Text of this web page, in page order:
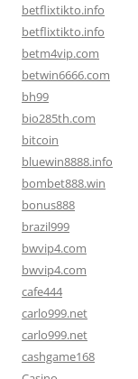
betflixtikto.info
betflixtikto.info
betm4vip.com
betwin6666.com
bh99
bio285th.com
bitcoin
bluewin8888.info
bombet888.win
bonus888
brazil999
bwvip4.com
bwvip4.com
cafe444
carlo999.net
carlo999.net
cashgame168